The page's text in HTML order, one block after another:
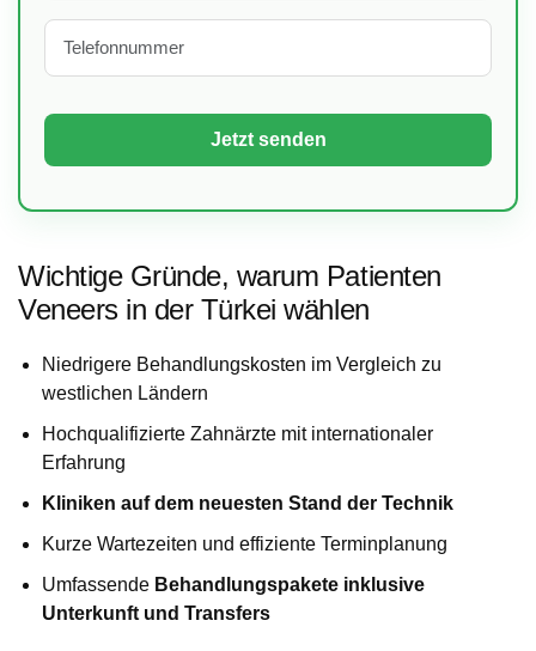
Wichtige Gründe, warum Patienten
Veneers in der Türkei wählen
Niedrigere Behandlungskosten im Vergleich zu
westlichen Ländern
Hochqualifizierte Zahnärzte mit internationaler
Erfahrung
Kliniken auf dem neuesten Stand der Technik
Kurze Wartezeiten und effiziente Terminplanung
Umfassende Behandlungspakete inklusive
Unterkunft und Transfers